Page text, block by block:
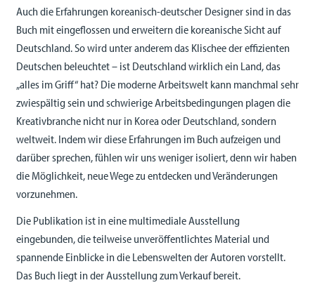
Auch die Erfahrungen koreanisch-deutscher Designer sind in das
Buch mit eingeflossen und erweitern die koreanische Sicht auf
Deutschland. So wird unter anderem das Klischee der effizienten
Deutschen beleuchtet – ist Deutschland wirklich ein Land, das
„alles im Griff“ hat? Die moderne Arbeitswelt kann manchmal sehr
zwiespältig sein und schwierige Arbeitsbedingungen plagen die
Kreativbranche nicht nur in Korea oder Deutschland, sondern
weltweit. Indem wir diese Erfahrungen im Buch aufzeigen und
darüber sprechen, fühlen wir uns weniger isoliert, denn wir haben
die Möglichkeit, neue Wege zu entdecken und Veränderungen
vorzunehmen.
Die Publikation ist in eine multimediale Ausstellung
eingebunden, die teilweise unveröffentlichtes Material und
spannende Einblicke in die Lebenswelten der Autoren vorstellt.
Das Buch liegt in der Ausstellung zum Verkauf bereit.